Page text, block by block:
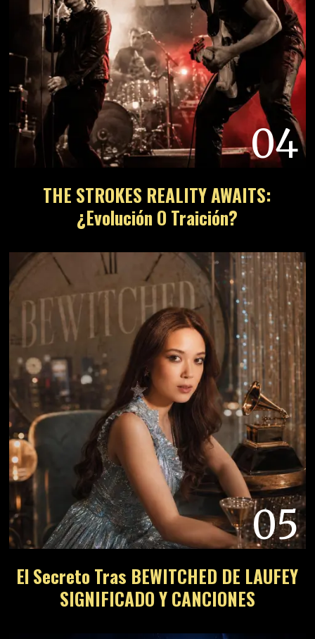
04
THE STROKES REALITY AWAITS:
¿Evolución O Traición?
05
El Secreto Tras BEWITCHED DE LAUFEY
SIGNIFICADO Y CANCIONES